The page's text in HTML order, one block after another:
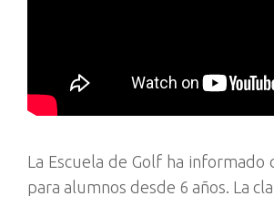
La Escuela de Golf ha
para alumnos desde 6 años. La